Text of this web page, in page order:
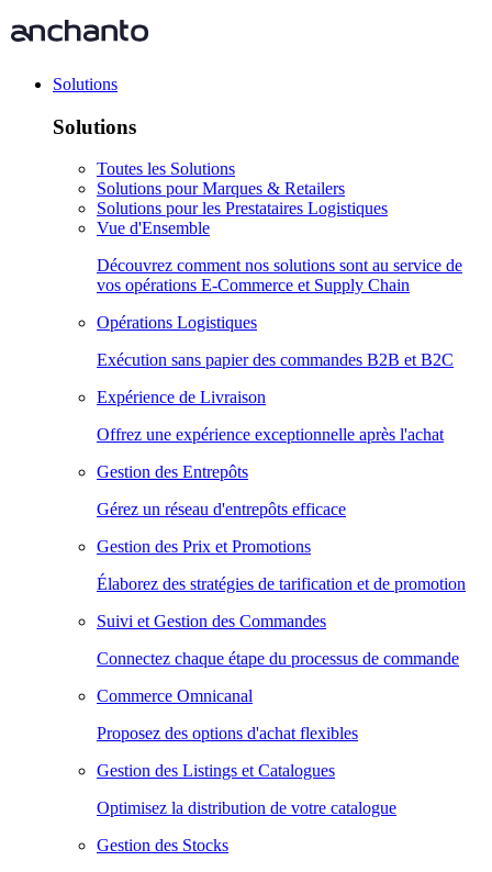
Solutions
Solutions
Toutes les Solutions
Solutions pour Marques & Retailers
Solutions pour les Prestataires Logistiques
Vue d'Ensemble
Découvrez comment nos solutions sont au service de
vos opérations E-Commerce et Supply Chain
Opérations Logistiques
Exécution sans papier des commandes B2B et B2C
Expérience de Livraison
Offrez une expérience exceptionnelle après l'achat
Gestion des Entrepôts
Gérez un réseau d'entrepôts efficace
Gestion des Prix et Promotions
Élaborez des stratégies de tarification et de promotion
Suivi et Gestion des Commandes
Connectez chaque étape du processus de commande
Commerce Omnicanal
Proposez des options d'achat flexibles
Gestion des Listings et Catalogues
Optimisez la distribution de votre catalogue
Gestion des Stocks